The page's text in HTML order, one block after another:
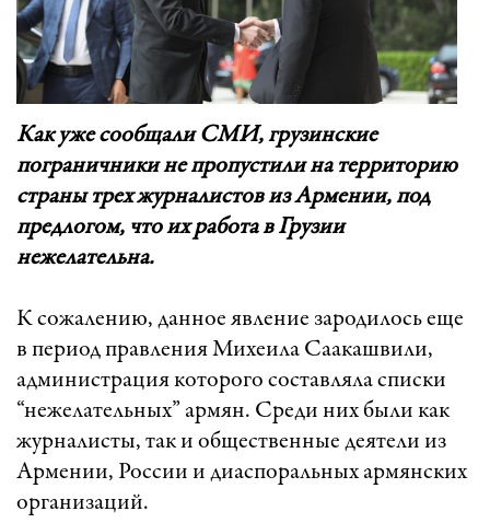
Как уже сообщали СМИ, грузинские
пограничники не пропустили на территорию
страны трех журналистов из Армении, под
предлогом, что их работа в Грузии
нежелательна.
К сожалению, данное явление зародилось еще
в период правления Михеила Саакашвили,
администрация которого составляла списки
“нежелательных” армян. Среди них были как
журналисты, так и общественные деятели из
Армении, России и диаспоральных армянских
организаций.